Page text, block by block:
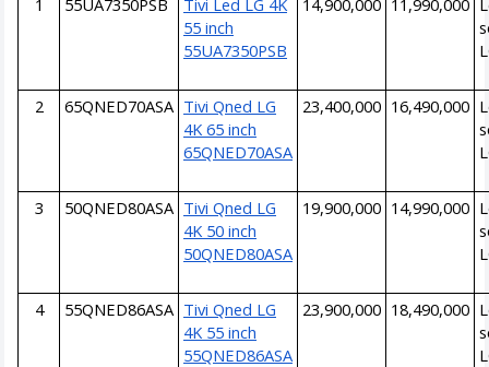
1 55UA7350PSB
Tivi Led LG 4K
55 inch
55UA7350PSB
14,900,000 11,990,000
2 65QNED70ASA Tivi Qned LG
4K 65 inch
65QNED70ASA
23,400,000 16,490,000
3 50QNED80ASA Tivi Qned LG
4K 50 inch
50QNED80ASA
19,900,000 14,990,000
4 55QNED86ASA Tivi Qned LG
4K 55 inch
55QNED86ASA
23,900,000 18,490,000